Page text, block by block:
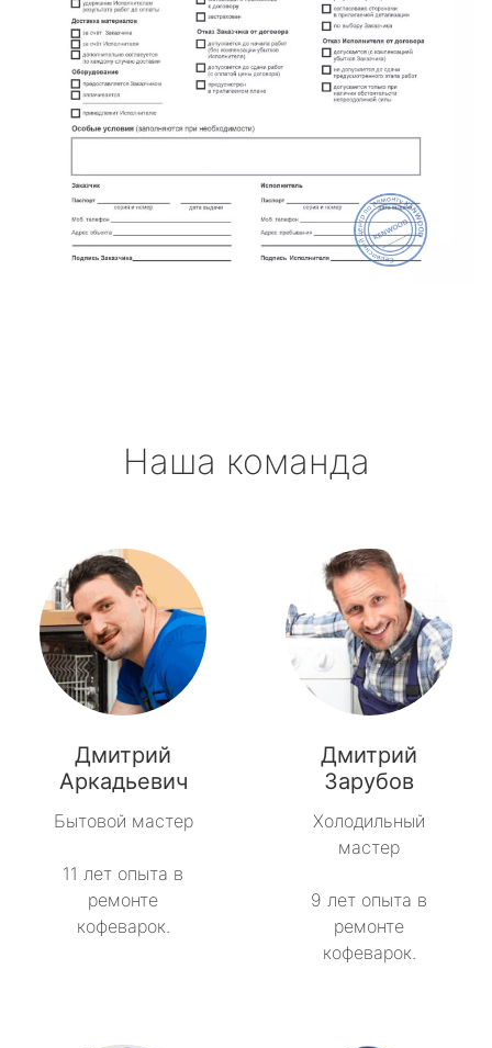
Наша команда
Дмитрий
Аркадьевич
Бытовой мастер
11 лет опыта в
ремонте
кофеварок.
Дмитрий
Зарубов
Холодильный
мастер
9 лет опыта в
ремонте
кофеварок.